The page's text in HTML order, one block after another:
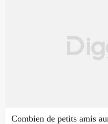
Combien de petits amis